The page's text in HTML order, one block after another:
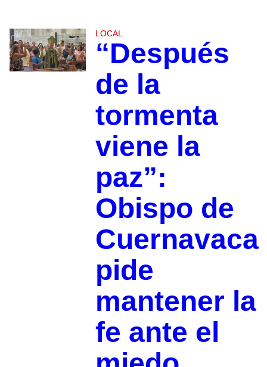
LOCAL
“Después
de la
tormenta
viene la
paz”:
Obispo de
Cuernavaca
pide
mantener la
fe ante el